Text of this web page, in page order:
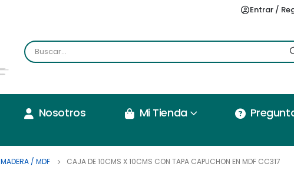
Entrar /
Nosotros Mi Tienda
MADERA / MDF CAJA DE 10CMS X 10CMS CON TAPA CAPUCHON EN MDF CC317